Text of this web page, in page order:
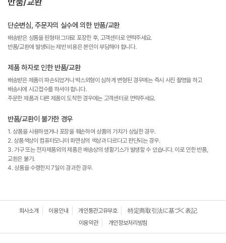
단순변심, 주문자의 실수에 의한 반품/교환
배송받은 상품을 원형태 그대로 포장한 후, 고객센터로 연락주세요.
반품/교환에 발생되는 제반 비용은 본인이 부담해야 합니다.
제품 하자로 인한 반품/교환
배송받은 제품이 파손되었거나 박스외형이 심하게 변형된 경우에는 즉시 사진 촬영을 하고
배송사에 사고접수를 하셔야 합니다.
주문한 제품과 다른 제품이 도착한 경우에는 고객센터로 연락주세요.
반품/교환이 불가한 경우
1. 상품을 사용하였거나 포장을 훼손하여 상품의 가치가 상실한 경우.
2. 상품색상이 컴퓨터모니터 화면상의 색상과 다르다고 판단되는 경우.
3. 가구 또는 전자제품외의 제품은 배송상의 생활기스가 발생할 수 있습니다. 이로 인한 반품,
교환은 불가.
4. 상품을 수령한지 7일이 경과한 경우.
회사소개 이용안내 개인통관고유부호
特定商取引法に基づく表記
이용약관
개인정보처리방침